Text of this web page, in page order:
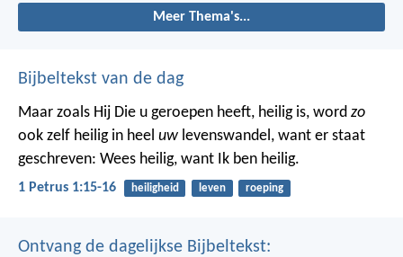
Meer Thema's...
Bijbeltekst van de dag
Maar zoals Hij Die u geroepen heeft, heilig is, word zo
ook zelf heilig in heel uw levenswandel, want er staat
geschreven: Wees heilig, want Ik ben heilig.
1 Petrus 1:15-16 heiligheid leven roeping
Ontvang de dagelijkse Bijbeltekst: